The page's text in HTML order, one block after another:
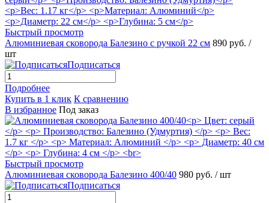
Быстрый просмотр
Алюминиевая сковорода Балезино с ручкой 22 см 890 руб. /
шт
Подписаться
Подробнее
Купить в 1 клик К сравнению
В избранное Под заказ
Быстрый просмотр
Алюминиевая сковорода Балезино 400/40 980 руб. / шт
Подписаться